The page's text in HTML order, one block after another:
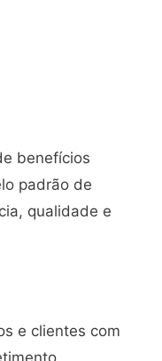
benefícios
padrão de
qualidade e
e clientes com